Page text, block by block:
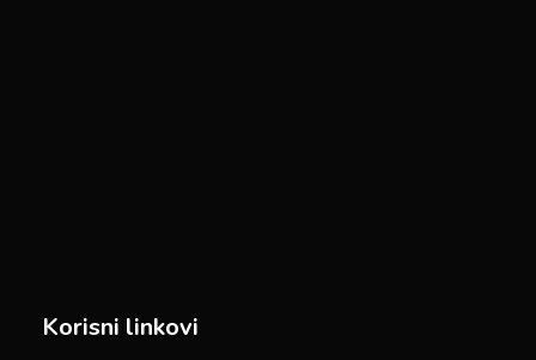
Korisni linkovi